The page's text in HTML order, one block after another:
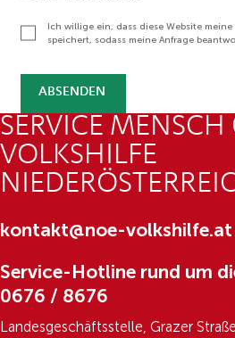
k
s
i
e
Ich willige ein, dass diese Website
speichert, sodass meine Anfrage
ABSENDEN
SERVICE
VOLKSHILFE
kontakt@noe-volkshilfe.at
Service-Hotline rund um
0676 / 8676
Landesgeschäftsstelle, Grazer